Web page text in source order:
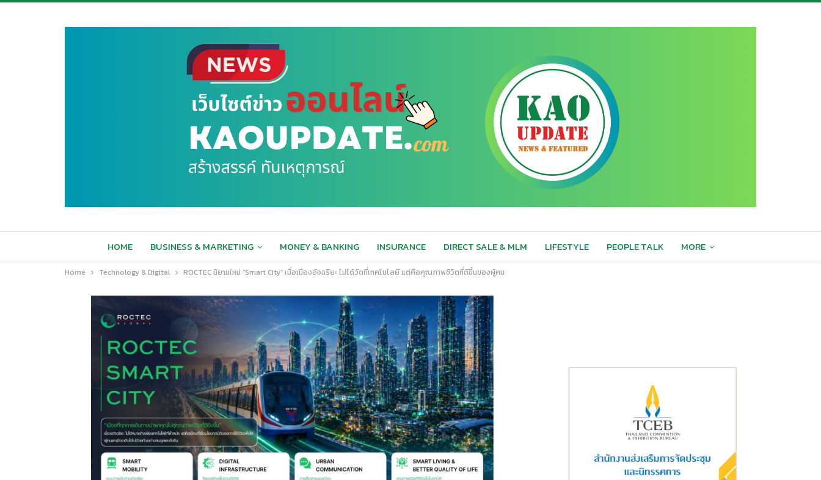
HOME BUSINESS & MARKETING MONEY & BANKING INSURANCE DIRECT SALE & MLM LIFESTYLE PEOPLE TALK MORE
Home Technology & Digital ROCTEC นิยามใหม่ “Smart City” เมื่อเมืองอัจฉริยะ ไม่ได้วัดที่เทคโนโลยี แต่คือคุณภาพชีวิตที่ดีขึ้นของผู้คน